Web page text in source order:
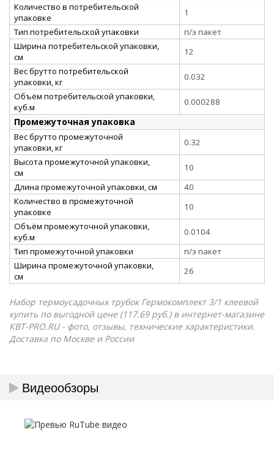
Количество в потребительской
упаковке
1
Тип потребительской упаковки
п/э пакет
Ширина потребительской упаковки,
см
12
Вес брутто потребительской
упаковки, кг
0.032
Объём потребительской упаковки,
куб.м
0.000288
Промежуточная упаковка
Вес брутто промежуточной
упаковки, кг
0.32
Высота промежуточной упаковки,
см
10
Длина промежуточной упаковки, см
40
Количество в промежуточной
упаковке
10
Объём промежуточной упаковки,
куб.м
0.0104
Тип промежуточной упаковки
п/э пакет
Ширина промежуточной упаковки,
см
26
Набор термоусадочных трубок Гермокомплект 3/1 клеевой
купить по выгодной цене (117.69 руб.) в интернет-магазине
КВТ-PRO.RU - фото, отзывы, технические характеристики.
Доставка по Москве и России
Видеообзоры